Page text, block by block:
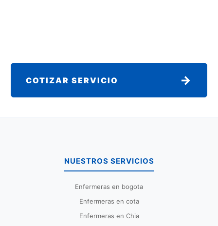
COTIZAR SERVICIO →
NUESTROS SERVICIOS
Enfermeras en bogota
Enfermeras en cota
Enfermeras en Chia